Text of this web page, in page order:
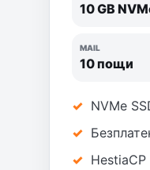
10 GB
MAIL
10 пощи
NVMe